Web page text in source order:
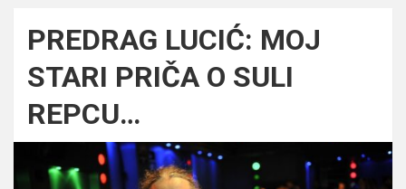
PREDRAG LUCIĆ: MOJ
STARI PRIČA O SULI
REPCU…